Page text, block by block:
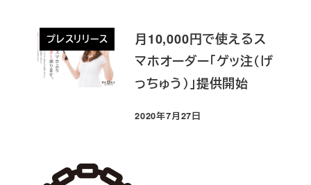
プレスリリース
月10,000円で使えるス
マホオーダー「ゲッ注（げ
っちゅう）」提供開始
投稿日
2020年7月27日